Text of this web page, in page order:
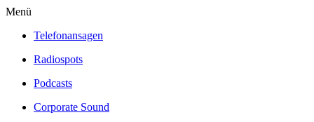
Menü
Telefonansagen
Radiospots
Podcasts
Corporate Sound